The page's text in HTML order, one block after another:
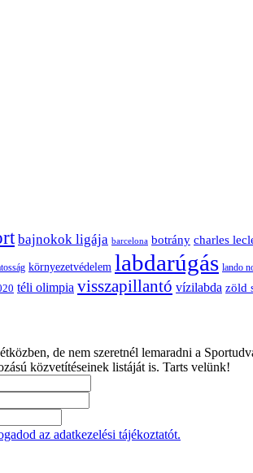
bajnokok ligája barcelona botrány charles
környezetvédelem labdarúgás lando
téli olimpia visszapillantó vízilabda zöld
de nem szeretnél lemaradni a
közvetítéseinek listáját is. Tarts velünk!
az adatkezelési tájékoztatót.